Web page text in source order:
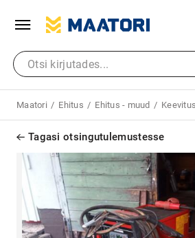
Maatori Ehitus Ehitus - muud
Tagasi otsingutulemustesse